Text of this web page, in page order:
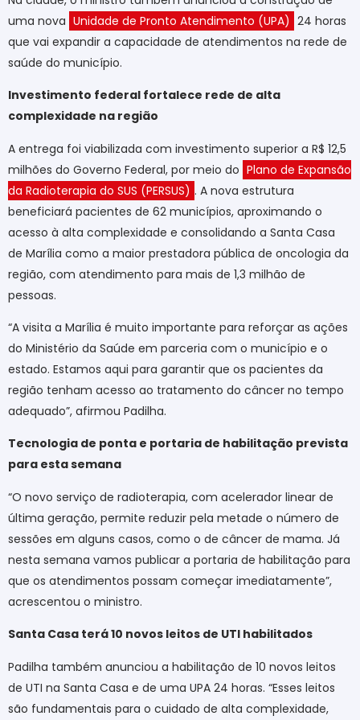
uma nova Unidade de Pronto Atendimento (UPA) 24 horas
que vai expandir a capacidade de atendimentos na rede de
saúde do município.
Investimento federal fortalece rede de alta
complexidade na região
A entrega foi viabilizada com investimento superior a R$ 12,5
milhões do Governo Federal, por meio do Plano de Expansão
da Radioterapia do SUS (PERSUS) . A nova estrutura
beneficiará pacientes de 62 municípios, aproximando o
acesso à alta complexidade e consolidando a Santa Casa
de Marília como a maior prestadora pública de oncologia da
região, com atendimento para mais de 1,3 milhão de
pessoas.
“A visita a Marília é muito importante para reforçar as ações
do Ministério da Saúde em parceria com o município e o
estado. Estamos aqui para garantir que os pacientes da
região tenham acesso ao tratamento do câncer no tempo
adequado”, afirmou Padilha.
Tecnologia de ponta e portaria de habilitação prevista
para esta semana
“O novo serviço de radioterapia, com acelerador linear de
última geração, permite reduzir pela metade o número de
sessões em alguns casos, como o de câncer de mama. Já
nesta semana vamos publicar a portaria de habilitação para
que os atendimentos possam começar imediatamente”,
acrescentou o ministro.
Santa Casa terá 10 novos leitos de UTI habilitados
Padilha também anunciou a habilitação de 10 novos leitos
de UTI na Santa Casa e de uma UPA 24 horas. “Esses leitos
são fundamentais para o cuidado de alta complexidade,